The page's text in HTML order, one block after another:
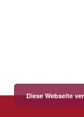
Diese Webseite